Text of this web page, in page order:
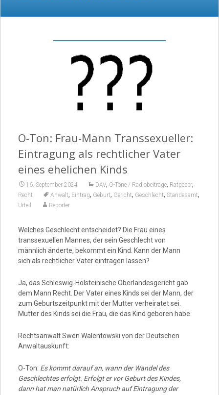
Nachrichten, Texte, Podcast, O-Töne,
O-Ton: Frau-Mann Transsexueller:
Eintragung als rechtlicher Vater
eines ehelichen Kinds
16. September 2024 DAV, O-Töne / Radiobeiträge, Ratgeber,
Recht Anwalt, Eintrag, Geburt, Gericht, Geschlecht, Standesamt,
Urteil Reporter
Welches Geschlecht entscheidet? Die Frau eines
transsexuellen Mannes, der sein Geschlecht von
männlich änderte, bekommt ein Kind. Kann der Mann
sich als rechtlicher Vater eintragen lassen?
Ja, das Schleswig-Holsteinische Oberlandesgericht gab
dem Mann Recht. Der Vater eines Kinds sei der Mann, der
zum Geburtszeitpunkt mit der Mutter verheiratet sei.
Mutter des Kinds sei die Frau, die das Kind geboren habe.
Rechtsanwalt Swen Walentowski von der Deutschen
Anwaltauskunft:
O-Ton: Es kommt darauf an, wann der Wandel des
Geschlechtes erfolgt. Erfolgt er vor Geburt des Kindes,
dann hat man natürlich Anspruch auf Eintragung der